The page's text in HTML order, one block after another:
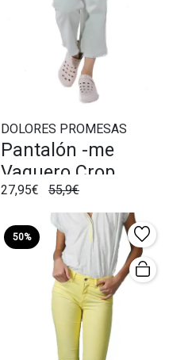
DOLORES PROMESAS
Pantalón -me
Vaquero Crop
Minerva Verde
27,95€ 55,9€
50%